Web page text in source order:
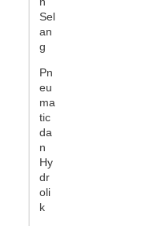
Sel
an
g
Pn
eu
ma
tic
da
n
Hy
dr
oli
k